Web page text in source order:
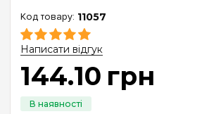
11057
Написати відгук
144.10 грн